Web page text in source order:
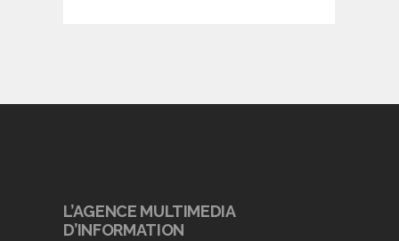
L’AGENCE MULTIMEDIA
D’INFORMATION